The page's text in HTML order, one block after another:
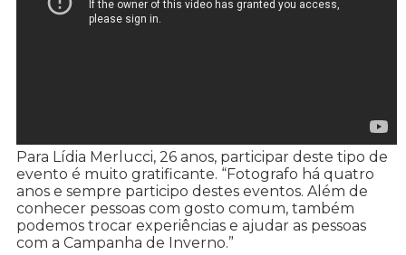
Para Lídia Merlucci, 26 anos, participar deste tipo de
evento é muito gratificante. “Fotografo há quatro
anos e sempre participo destes eventos. Além de
conhecer pessoas com gosto comum, também
podemos trocar experiências e ajudar as pessoas
com a Campanha de Inverno.”